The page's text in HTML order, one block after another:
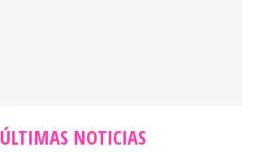
ÚLTIMAS NOTICIAS